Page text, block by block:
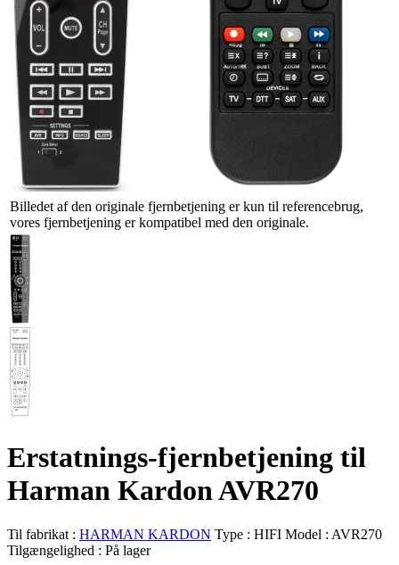
Billedet af den originale fjernbetjening er kun til referencebrug,
vores fjernbetjening er kompatibel med den originale.
Erstatnings-fjernbetjening til
Harman Kardon AVR270
Til fabrikat : HARMAN KARDON Type : HIFI Model : AVR270
Tilgængelighed : På lager